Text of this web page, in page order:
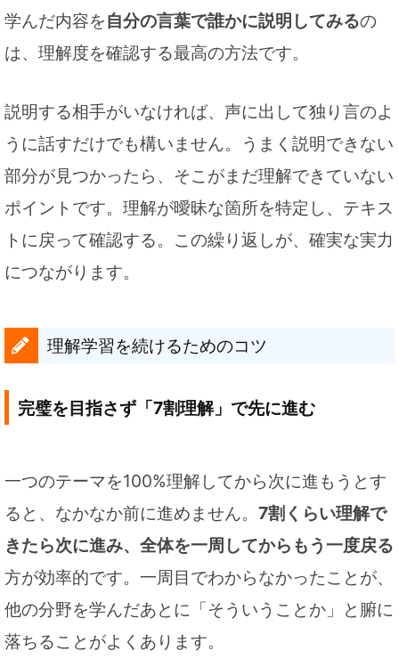
学んだ内容を自分の言葉で誰かに説明してみるの
は、理解度を確認する最高の方法です。
説明する相手がいなければ、声に出して独り言のよ
うに話すだけでも構いません。うまく説明できない
部分が見つかったら、そこがまだ理解できていない
ポイントです。理解が曖昧な箇所を特定し、テキス
トに戻って確認する。この繰り返しが、確実な実力
につながります。
理解学習を続けるためのコツ
完璧を目指さず「7割理解」で先に進む
一つのテーマを100%理解してから次に進もうとす
ると、なかなか前に進めません。 7割くらい理解で
きたら次に進み、全体を一周してからもう一度戻る
方が効率的です。一周目でわからなかったことが、
他の分野を学んだあとに「そういうことか」と腑に
落ちることがよくあります。